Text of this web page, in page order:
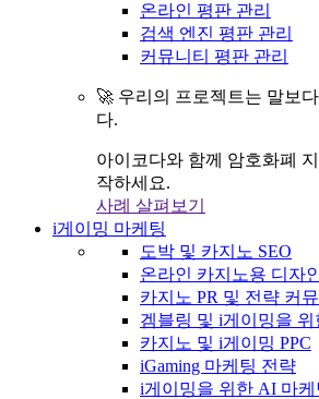
온라인 평판 관리
검색 엔진 평판 관리
커뮤니티 평판 관리
🚀 우리의 프로젝트는 말보
다.
아이코다와 함께 암호화폐
작하세요.
사례 살펴보기
i게이밍 마케팅
도박 및 카지노 SEO
온라인 카지노용 디자
카지노 PR 및 전략 커
겜블링 및 i게이밍을
카지노 및 i게이밍 PPC
iGaming 마케팅 전략
i게이밍을 위한 AI 마케